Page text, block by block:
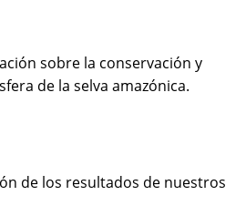
sobre la conservación y
de la selva amazónica.
de los resultados de nuestros